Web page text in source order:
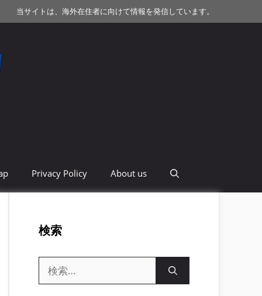
当サイトは、海外在住者に向けて情報を発信しています。
Privacy Policy About us
検索
索: